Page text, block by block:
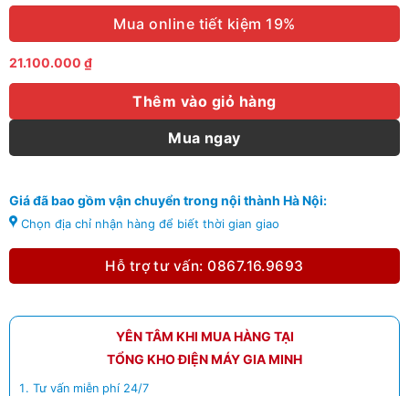
Mua online tiết kiệm 19%
21.100.000 ₫
Thêm vào giỏ hàng
Mua ngay
Giá đã bao gồm vận chuyển trong nội thành Hà Nội:
Chọn địa chỉ nhận hàng để biết thời gian giao
Hỗ trợ tư vấn: 0867.16.9693
YÊN TÂM KHI MUA HÀNG TẠI
TỔNG KHO ĐIỆN MÁY GIA MINH
Tư vấn miễn phí 24/7